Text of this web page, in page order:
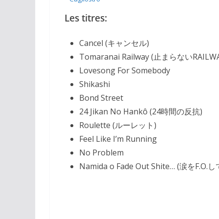
Les titres:
Cancel (キャンセル)
Tomaranai Railway (止まらない
Lovesong For Somebody
Shikashi
Bond Street
24 Jikan No Hankô (24時間の反抗)
Roulette (ルーレット)
Feel Like I’m Running
No Problem
Namida o Fade Out Shite… (涙をF.O.し